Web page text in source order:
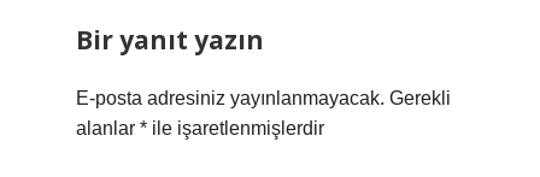
Bir yanıt yazın
E-posta adresiniz yayınlanmayacak. Gerekli
alanlar * ile işaretlenmişlerdir